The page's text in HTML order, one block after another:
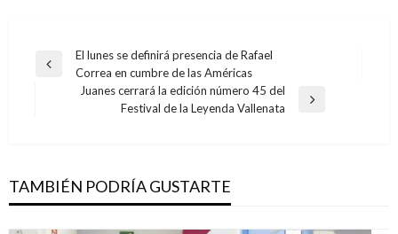
Navegación
Entrada
El lunes se definirá presencia de Rafael
Correa en cumbre de las Américas
Juanes cerrará la edición número 45 del
Festival de la Leyenda Vallenata
TAMBIÉN PODRÍA GUSTARTE